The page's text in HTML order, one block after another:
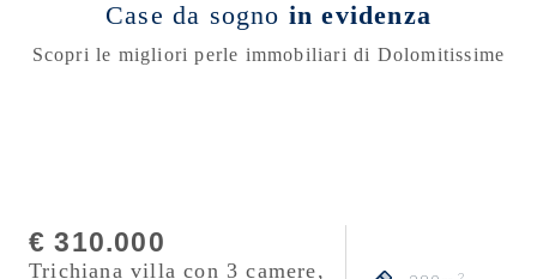
Case da sogno in evidenza
Scopri le migliori perle immobiliari di Dolomitissime
€ 310.000
Trichiana villa con 3 camere,